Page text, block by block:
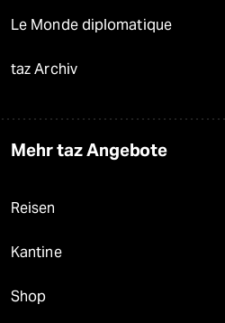
Le Monde diplomatique
taz Archiv
Mehr taz Angebote
Reisen
Kantine
Shop